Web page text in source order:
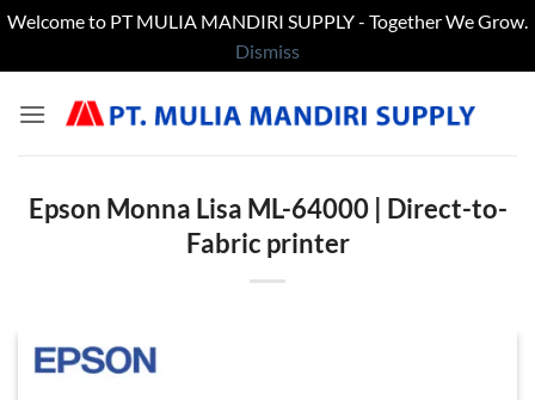
Welcome to PT MULIA MANDIRI SUPPLY - Together We Grow.
Dismiss
Epson Monna Lisa ML-64000 | Direct-to-
Fabric printer